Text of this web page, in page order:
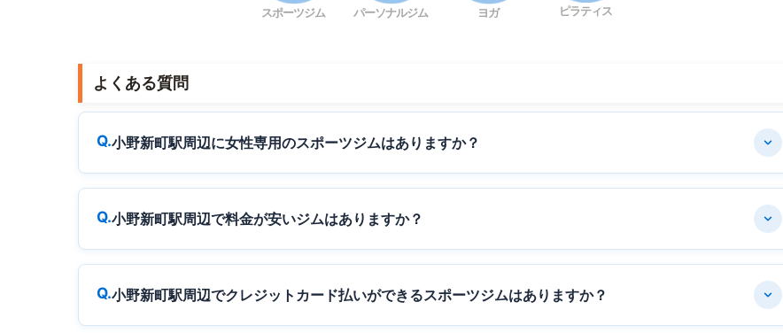
スポーツジム パーソナルジム ヨガ ピラティス
よくある質問
小野新町駅周辺に女性専用のスポーツジムはありますか？
小野新町駅周辺で料金が安いジムはありますか？
小野新町駅周辺でクレジットカード払いができるスポーツジムはありますか？